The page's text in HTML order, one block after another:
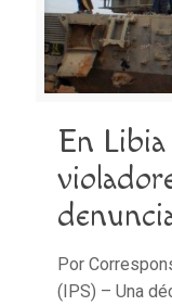
En
Por
(IPS) – Una